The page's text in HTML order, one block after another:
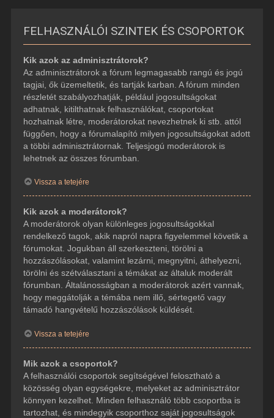
FELHASZNÁLÓI SZINTEK ÉS CSOPORTOK
Kik azok az adminisztrátorok?
Az adminisztrátorok a fórum legmagasabb rangú és jogú
tagjai, ők üzemeltetik, és tartják karban. A fórum minden
részletét szabályozhatják, például jogosultságokat
adhatnak, kitilthatnak felhasználókat, csoportokat
hozhatnak létre, moderátorokat nevezhetnek ki stb. attól
függően, hogy a fórumalapító milyen jogosultságokat adott
a többi adminisztrátornak. Teljesjogú moderátorok is
lehetnek az összes fórumban.
Vissza a tetejére
Kik azok a moderátorok?
A moderátorok olyan különleges jogosultságokkal
rendelkező tagok, akik napról napra figyelemmel követik a
fórumokat. Jogukban áll szerkeszteni, törölni a
hozzászólásokat, valamint lezárni, megnyitni, áthelyezni,
törölni és szétválasztani a témákat az általuk moderált
fórumban. Általánosságban a moderátorok azért vannak,
hogy meggátolják a témába nem illő, sértegető vagy
támadó hangvételű hozzászólások küldését.
Vissza a tetejére
Mik azok a csoportok?
A felhasználói csoportok segítségével felosztható a
közösség olyan egységekre, melyeket az adminisztrátor
könnyen kezelhet. Minden felhasználó több csoportba is
tartozhat, és mindegyik csoporthoz saját jogosultságok